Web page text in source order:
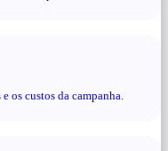
os custos da campanha.